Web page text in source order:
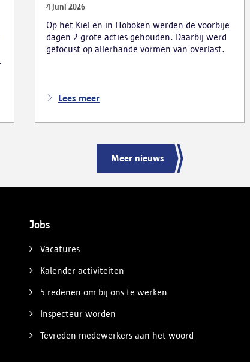
4 juni 2026
Op het Kiel en in Hoboken werden de voorbije
dagen 2 grote acties gehouden. Daarbij werd
gefocust op allerhande vormen van overlast.
Lees meer
Meer nieuws
Jobs
Vacatures
Kalender activiteiten
5 redenen om bij ons te werken
Inspecteur worden
Tevreden medewerkers aan het woord